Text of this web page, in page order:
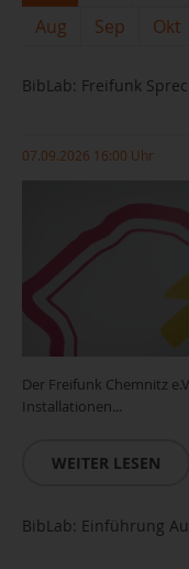
Aug
Sep Okt
BibLab: Freifunk
07.09.2026 16:00 Uhr
Der Freifunk Chemnitz
Installationen...
WEITER LESEN
BibLab: Einführung